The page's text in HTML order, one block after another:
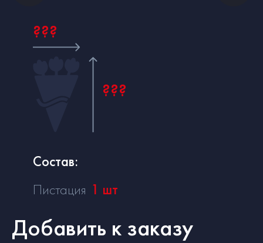
???
???
Состав:
Пистация 1 шт
Добавить к заказу